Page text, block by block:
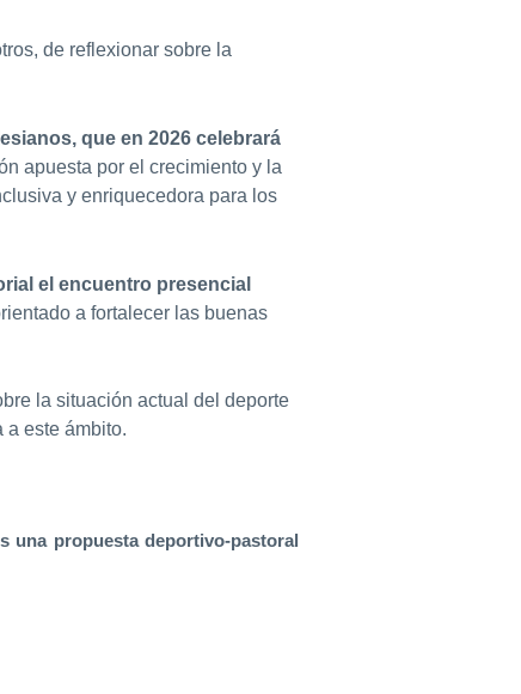
de reflexionar sobre la
que en 2026 celebrará
apuesta por el crecimiento y la
y enriquecedora para los
el encuentro presencial
a fortalecer las buenas
la situación actual del deporte
a este ámbito.
una propuesta deportivo-pastoral